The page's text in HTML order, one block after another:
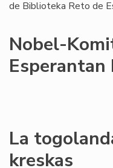
de Biblioteka Reto de
Nobel-
Esperantan
La
kreskas